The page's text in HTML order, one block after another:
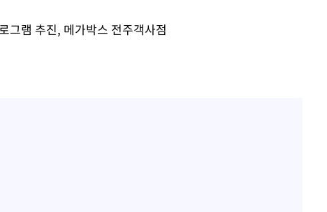
그램 추진, 메가박스 전주객사점